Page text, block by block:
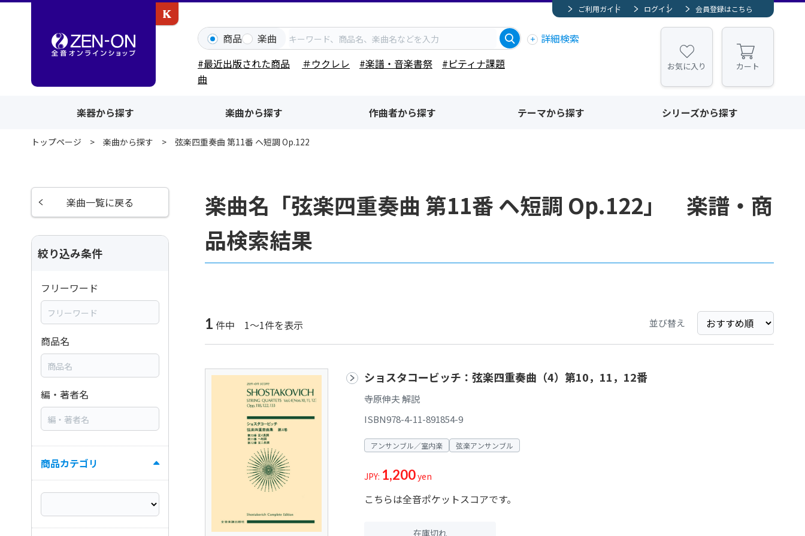
ご利用ガイド ログイン 会員登録はこちら
商品 楽曲
詳細検索
#最近出版された商品
＃ウクレレ #楽譜・音楽書祭
#ピティナ課題
曲
お気に入り カート
楽器から探す 楽曲から探す 作曲者から探す テーマから探す シリーズから探す
トップページ 楽曲から探す 弦楽四重奏曲 第11番 ヘ短調 Op.122
楽曲名「弦楽四重奏曲 第11番 ヘ短調 Op.122」 楽譜・商
品検索結果
1 件中 1～1件を表示 並び替え
ショスタコービッチ：弦楽四重奏曲（4）第10，11，12番
寺原伸夫 解説
ISBN978-4-11-891854-9
アンサンブル／室内楽 弦楽アンサンブル
JPY: 1,200yen
こちらは全音ポケットスコアです。
在庫切れ
楽曲一覧に戻る
絞り込み条件
フリーワード
商品名
編・著者名
商品カテゴリ